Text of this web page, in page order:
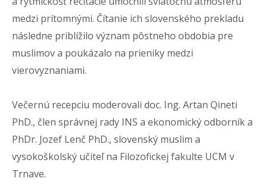
medzi prítomnými. Čítanie ich slovenského prekladu
následne priblížilo význam pôstneho obdobia pre
muslimov a poukázalo na prieniky medzi
vierovyznaniami.
Večernú recepciu moderovali doc. Ing. Artan Qineti
PhD., člen správnej rady INS a ekonomický odborník a
PhDr. Jozef Lenč PhD., slovenský muslim a
vysokoškolský učiteľ na Filozofickej fakulte UCM v
Trnave.